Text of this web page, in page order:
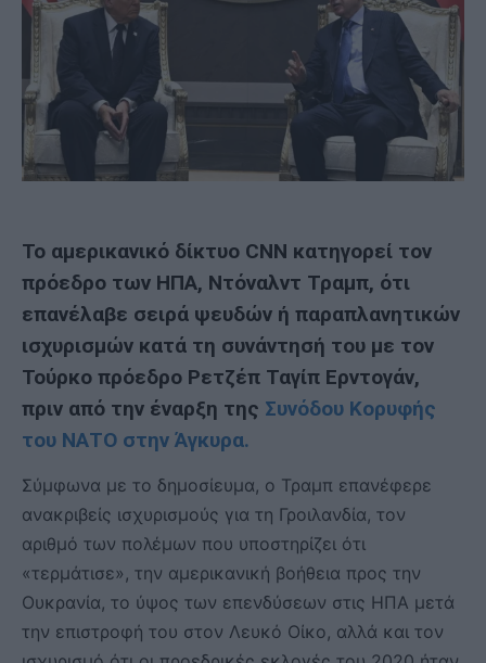
Το αμερικανικό δίκτυο CNN κατηγορεί τον
πρόεδρο των ΗΠΑ, Ντόναλντ Τραμπ, ότι
επανέλαβε σειρά ψευδών ή παραπλανητικών
ισχυρισμών κατά τη συνάντησή του με τον
Τούρκο πρόεδρο Ρετζέπ Ταγίπ Ερντογάν,
πριν από την έναρξη της Συνόδου Κορυφής
του ΝΑΤΟ στην Άγκυρα.
Σύμφωνα με το δημοσίευμα, ο Τραμπ επανέφερε
ανακριβείς ισχυρισμούς για τη Γροιλανδία, τον
αριθμό των πολέμων που υποστηρίζει ότι
«τερμάτισε», την αμερικανική βοήθεια προς την
Ουκρανία, το ύψος των επενδύσεων στις ΗΠΑ μετά
την επιστροφή του στον Λευκό Οίκο, αλλά και τον